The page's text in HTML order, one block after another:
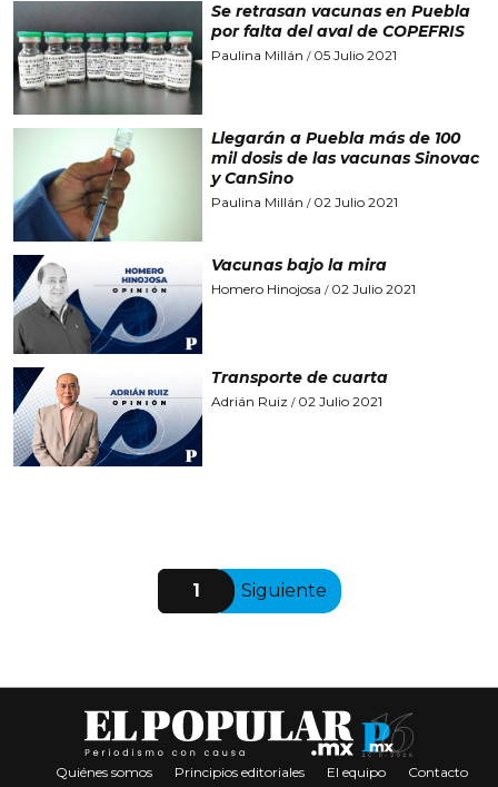
Se retrasan vacunas en Puebla
por falta del aval de COPEFRIS
Paulina Millán / 05 Julio 2021
Llegarán a Puebla más de 100
mil dosis de las vacunas Sinovac
y CanSino
Paulina Millán / 02 Julio 2021
Vacunas bajo la mira
Homero Hinojosa / 02 Julio 2021
Transporte de cuarta
Adrián Ruiz / 02 Julio 2021
1 Siguiente
Quiénes somos Principios editoriales El equipo Contacto